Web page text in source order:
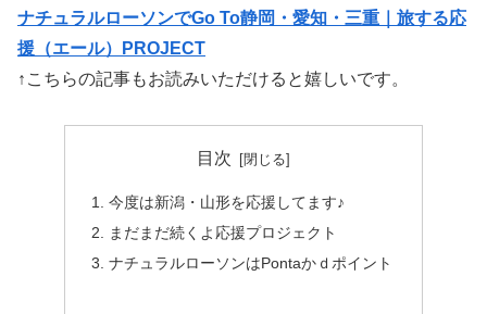
ナチュラルローソンでGo To静岡・愛知・三重｜旅する応
援（エール）PROJECT
↑こちらの記事もお読みいただけると嬉しいです。
目次
今度は新潟・山形を応援してます♪
まだまだ続くよ応援プロジェクト
ナチュラルローソンはPontaかｄポイント